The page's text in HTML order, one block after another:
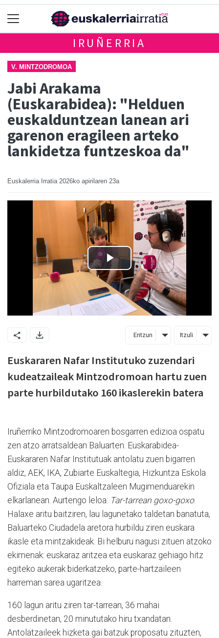
IRUÑERRIA
V. MINTZODROMOA
Jabi Arakama
(Euskarabidea): "Helduen
euskalduntzean lanean ari
garenon eragileen arteko
lankidetza funtzeskoa da"
Euskalerria Irratia 2026ko apirilaren 23a
Entzun Itzuli
Euskararen Nafar Institutuko zuzendari
kudeatzaileak Mintzodromoan hartu zuen
parte hurbildutako 160 ikaslerekin batera
Iruñerriko Mintzodromoaren bosgarren edizioa ospatu
zen atzo arratsaldean Baluarten. Euskarabidea-
Euskararen Nafar Institutuak antolatu zuen bigarren
aldiz, AEK, IKA, Zubiarte Euskaltegia, Hizkuntza Eskola
Ofiziala eta Taupa Euskaltzaleen Mugimenduarekin
elkarlanean. Aurtengo leloa: Tar-tarrean goxo-goxo.
Halaxe aritu baitziren, lau lagunetako taldetan banatuta,
Baluarteko Ciudadela aretora hurbildu ziren euskara
ikasle eta mintzakideak. Bi helburu nagusi zituen atzoko
ekimenak: euskaraz aritzea eta euskaraz gehiago hitz
egiteko aukerak biderkatzeko, parte-hartzaileen
harreman sarea ugaritzea.
160 lagun aritu ziren tar-tarrean, 36 mahai
desberdinetan, 20 minututako hiru txandatan.
Antolatzaileek hizketa gai batzuk proposatu zituzten,